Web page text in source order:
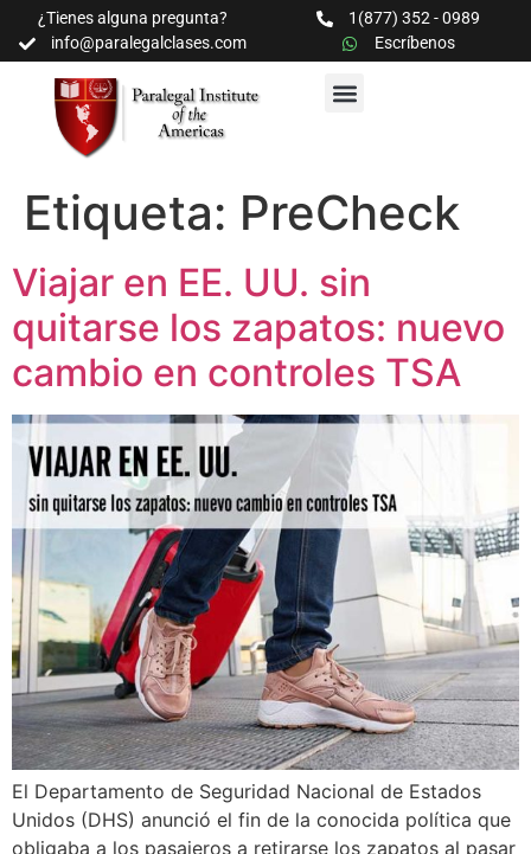
¿Tienes alguna pregunta?
1(877) 352 - 0989
info@paralegalclases.com
Escríbenos
Etiqueta: PreCheck
Viajar en EE. UU. sin
quitarse los zapatos: nuevo
cambio en controles TSA
El Departamento de Seguridad Nacional de Estados
Unidos (DHS) anunció el fin de la conocida política que
obligaba a los pasajeros a retirarse los zapatos al pasar